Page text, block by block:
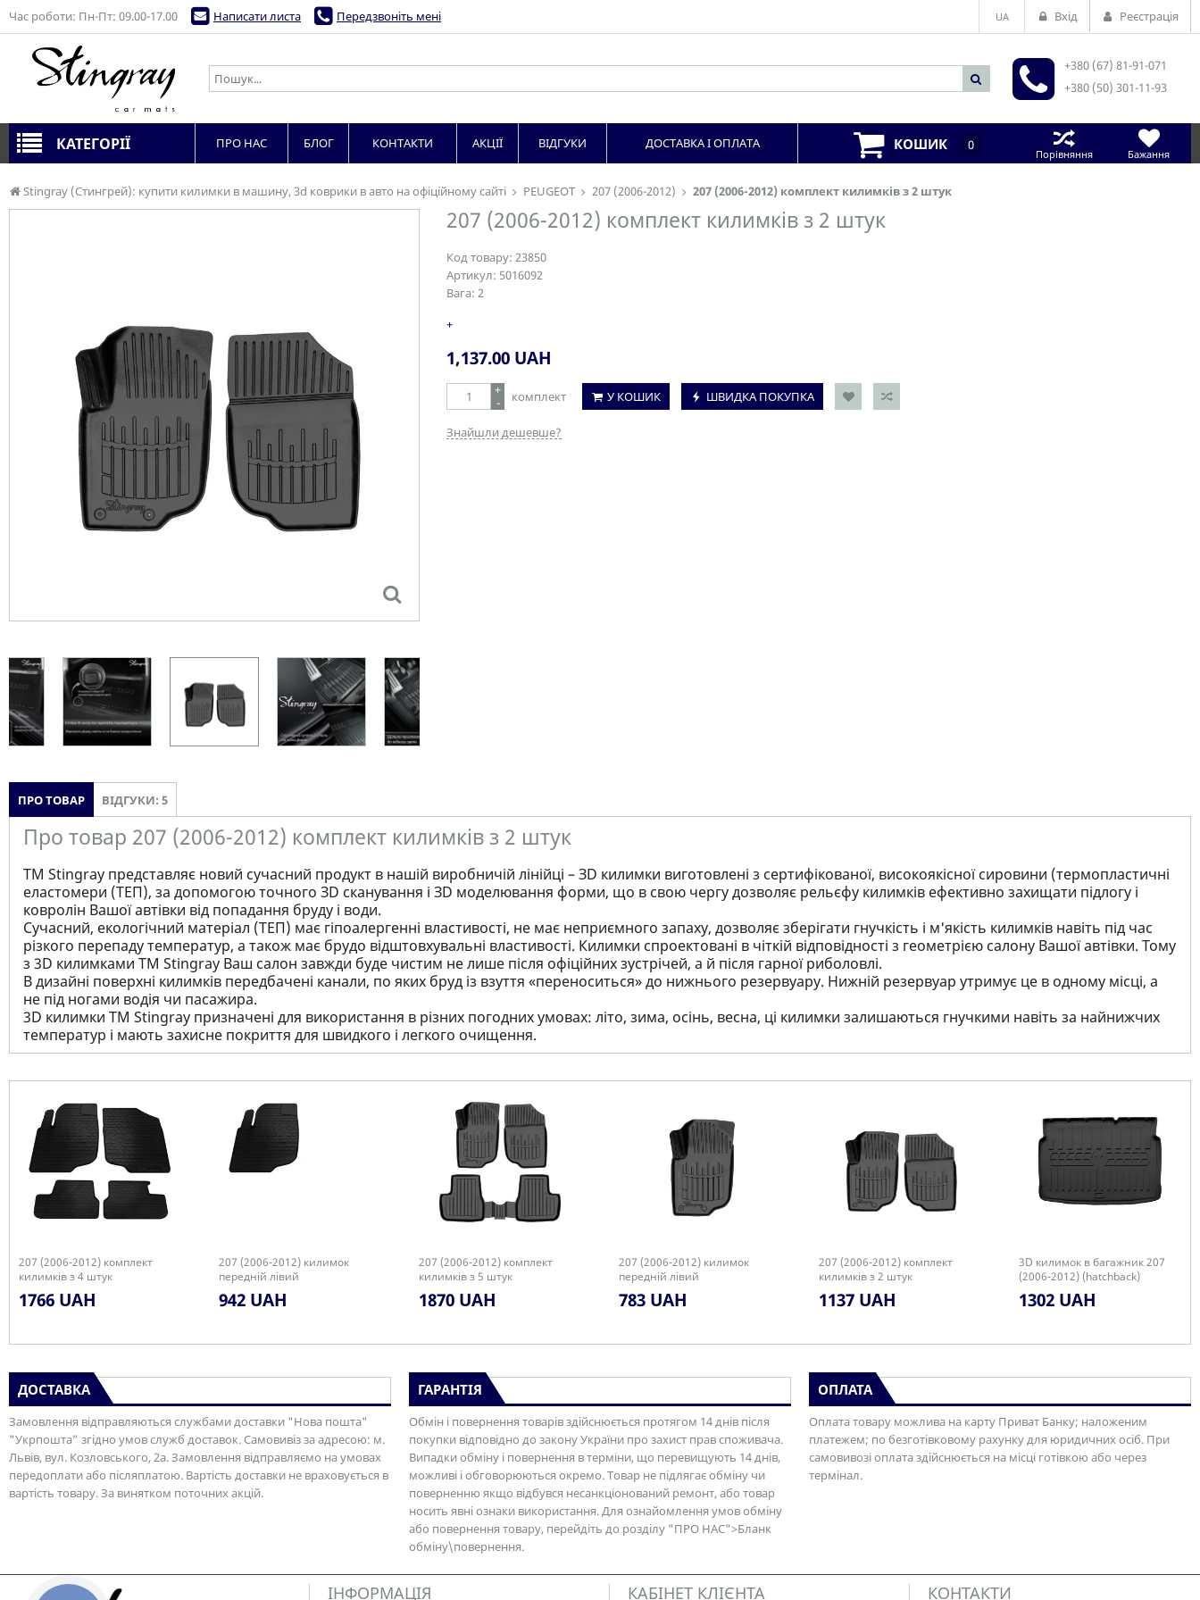
Stingray (Стингрей): купити килимки в машину, 3d коврики в авто на офіційному сайті PEUGEOT 207 (2006-2012) 207 (2006-2012) комплект килимків з 2 штук
207 (2006-2012) комплект килимків з 2 штук
Код товару: 23850
Артикул: 5016092
Вага: 2
+
1,137.00 UAH
+
-
комплект У КОШИК ШВИДКА ПОКУПКА
Знайшли дешевше?
ПРО ТОВАР ВІДГУКИ: 5
Про товар 207 (2006-2012) комплект килимків з 2 штук
ТМ Stingray представляє новий сучасний продукт в нашій виробничій лінійці – ЗD килимки виготовлені з сертифікованої, високоякісної сировини (термопластичні
еластомери (ТЕП), за допомогою точного ЗD сканування і ЗD моделювання форми, що в свою чергу дозволяє рельєфу килимків ефективно захищати підлогу і
ковролін Вашої автівки від попадання бруду і води.
Сучасний, екологічний матеріал (ТЕП) має гіпоалергенні властивості, не має неприємного запаху, дозволяє зберігати гнучкість і м'якість килимків навіть під час
різкого перепаду температур, а також має брудо відштовхувальні властивості. Килимки спроектовані в чіткій відповідності з геометрією салону Вашої автівки. Тому
з 3D килимками TM Stingray Ваш салон завжди буде чистим не лише після офіційних зустрічей, а й після гарної риболовлі.
В дизайні поверхні килимків передбачені канали, по яких бруд із взуття «переноситься» до нижнього резервуару. Нижній резервуар утримує це в одному місці, а
не під ногами водія чи пасажира.
3D килимки TM Stingray призначені для використання в різних погодних умовах: літо, зима, осінь, весна, ці килимки залишаються гнучкими навіть за найнижчих
температур і мають захисне покриття для швидкого і легкого очищення.
207 (2006-2012) комплект
килимків з 4 штук
1766 UAH
207 (2006-2012) килимок
передній лівий
942 UAH
207 (2006-2012) комплект
килимків з 5 штук
1870 UAH
207 (2006-2012) килимок
передній лівий
783 UAH
207 (2006-2012) комплект
килимків з 2 штук
1137 UAH
3D килимок в багажник 207
(2006-2012) (hatchback)
1302 UAH
ДОСТАВКА
Замовлення відправляються службами доставки "Нова пошта"
"Укрпошта” згідно умов служб доставок. Самовивіз за адресою: м.
Львів, вул. Козловського, 2а. Замовлення відправляємо на умовах
передоплати або післяплатою. Вартість доставки не враховується в
вартість товару. За винятком поточних акцій.
ГАРАНТІЯ
Обмін і повернення товарів здійснюється протягом 14 днів після
покупки відповідно до закону України про захист прав споживача.
Випадки обміну і повернення в терміни, що перевищують 14 днів,
можливі і обговорюються окремо. Товар не підлягає обміну чи
поверненню якщо відбувся несанкціонований ремонт, або товар
носить явні ознаки використання. Для ознайомлення умов обміну
або повернення товару, перейдіть до розділу "ПРО НАС">Бланк
обміну\повернення.
ОПЛАТА
Оплата товару можлива на карту Приват Банку; наложеним
платежем; по безготівковому рахунку для юридичних осіб. При
самовивозі оплата здійснюється на місці готівкою або через
термінал.
Час роботи: Пн-Пт: 09.00-17.00 Написати листа Передзвоніть мені UA Вхід Реєстрація
+380 (67) 81-91-071
+380 (50) 301-11-93
КАТЕГОРІЇ ПРО НАС БЛОГ КОНТАКТИ АКЦІЇ ВІДГУКИ ДОСТАВКА І ОПЛАТА КОШИК 0
Порівняння Бажання
ІНФОРМАЦІЯ КАБІНЕТ КЛІЄНТА КОНТАКТИ